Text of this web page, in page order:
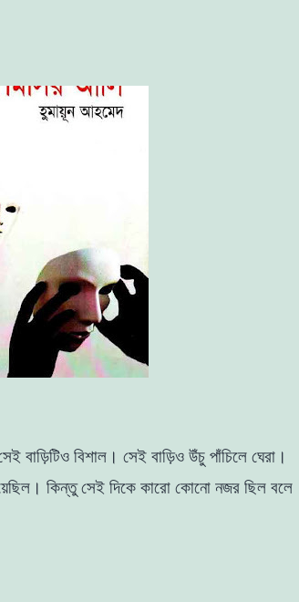
বাড়িটিও বিশাল । সেই বাড়িও উঁচু পাঁচিলে ঘেরা ।
। কিন্তুসেই দিকে কারাে কোনাে নজর ছিল বলে